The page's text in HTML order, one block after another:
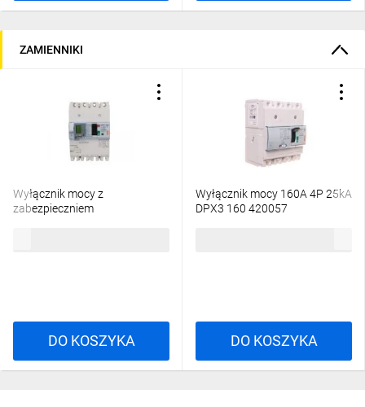
ZAMIENNIKI
Wyłącznik mocy z
zabezpieczniem
DO KOSZYKA
Wyłącznik mocy 160A 4P 25kA
DPX3 160 420057
DO KOSZYKA